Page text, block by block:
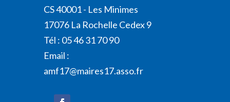
CS 40001 - Les Minimes
17076 La Rochelle Cedex 9
Tél : 05 46 31 70 90
Email :
amf17@maires17.asso.fr